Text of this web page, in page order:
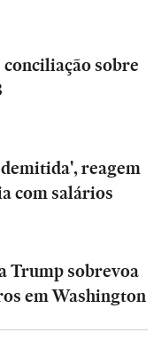
sobre
reagem
com salários
Trump sobrevoa
em Washington